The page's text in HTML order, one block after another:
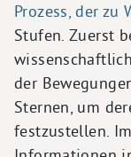
Prozess, der zu
Stufen. Zuerst
der
Sternen, um
festzustellen.